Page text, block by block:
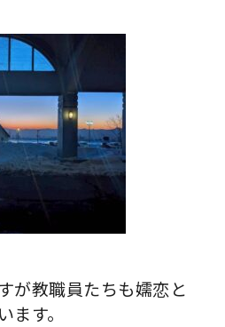
が教職員たちも嬬恋と
す。